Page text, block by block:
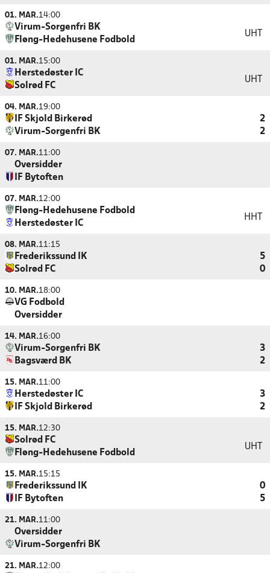
01. MAR.14:00
Virum-Sorgenfri BK
Fløng-Hedehusene Fodbold
UHT
01. MAR.15:00
Herstedøster IC
Solrød FC
UHT
04. MAR.19:00
IF Skjold Birkerød
2
Virum-Sorgenfri BK
2
07. MAR.11:00
Oversidder
IF Bytoften
07. MAR.12:00
Fløng-Hedehusene Fodbold
Herstedøster IC
HHT
08. MAR.11:15
Frederikssund IK
5
Solrød FC
0
10. MAR.18:00
VG Fodbold
Oversidder
14. MAR.16:00
Virum-Sorgenfri BK
3
Bagsværd BK
2
15. MAR.11:00
Herstedøster IC
3
IF Skjold Birkerød
2
15. MAR.12:30
Solrød FC
Fløng-Hedehusene Fodbold
UHT
15. MAR.15:15
Frederikssund IK
0
IF Bytoften
5
21. MAR.11:00
Oversidder
Virum-Sorgenfri BK
21. MAR.12:00